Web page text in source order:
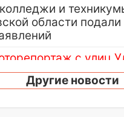
и
области подали
с улиц
поваленные
улицы
Другие новости